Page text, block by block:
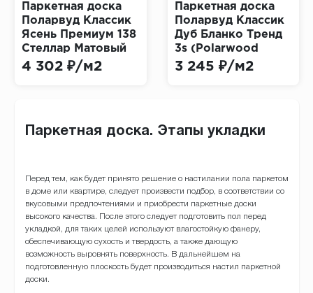
Паркетная доска
Поларвуд Классик
Ясень Премиум 138
Стеллар Матовый
(Polarwood Classic
4 302 ₽/м2
Паркетная доска
Поларвуд Классик
Дуб Бланко Тренд
3s (Polarwood
Classic Blanco
3 245 ₽/м2
Паркетная доска. Этапы укладки
Перед тем, как будет принято решение о настилании пола паркетом
в доме или квартире, следует произвести подбор, в соответствии со
вкусовыми предпочтениями и приобрести паркетные доски
высокого качества. После этого следует подготовить пол перед
укладкой, для таких целей используют влагостойкую фанеру,
обеспечивающую сухость и твердость, а также дающую
возможность выровнять поверхность. В дальнейшем на
подготовленную плоскость будет производиться настил паркетной
доски.